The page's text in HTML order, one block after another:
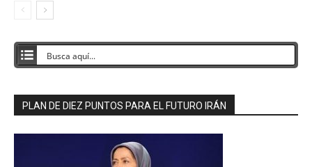
PLAN DE DIEZ PUNTOS PARA EL FUTURO IRÁN